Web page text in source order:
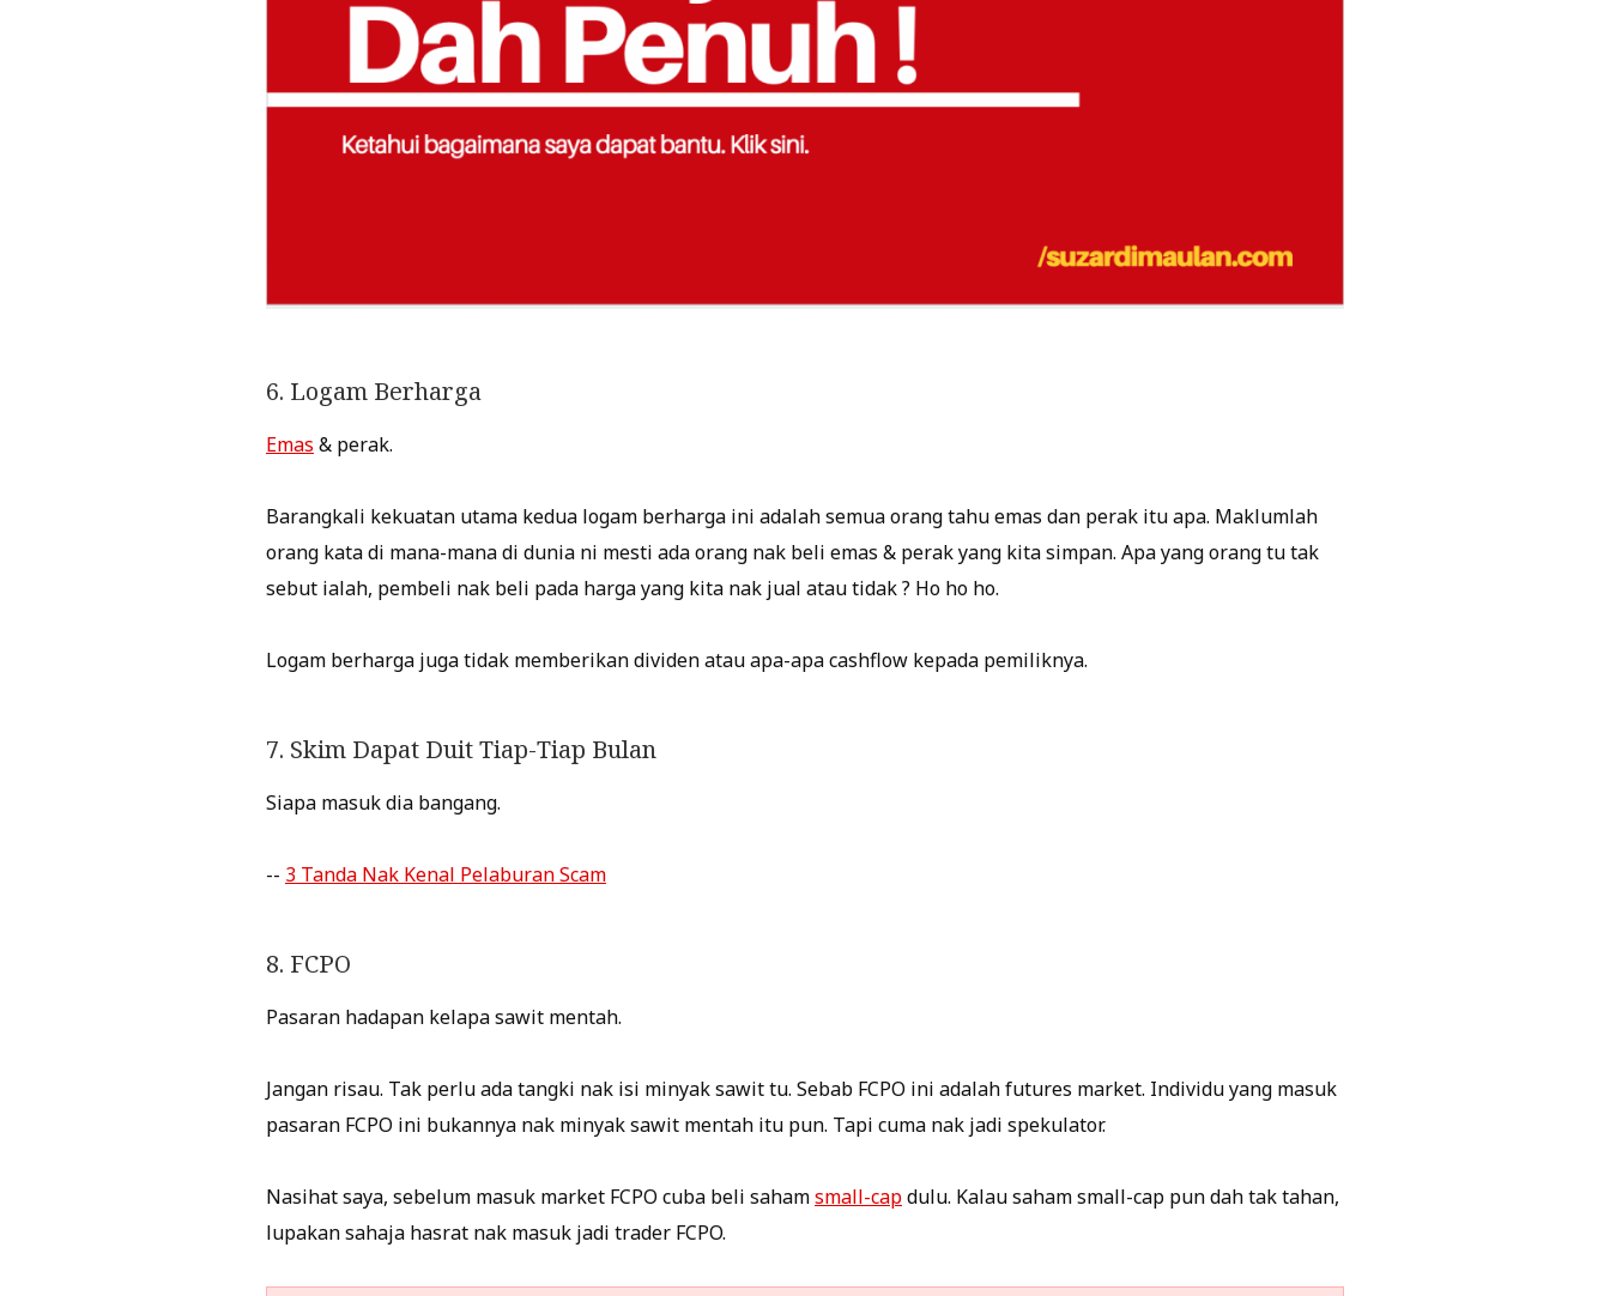
6. Logam Berharga
Emas & perak.
Barangkali kekuatan utama kedua logam berharga ini adalah semua orang tahu emas dan perak itu apa. Maklumlah
orang kata di mana-mana di dunia ni mesti ada orang nak beli emas & perak yang kita simpan. Apa yang orang tu tak
sebut ialah, pembeli nak beli pada harga yang kita nak jual atau tidak ? Ho ho ho.
Logam berharga juga tidak memberikan dividen atau apa-apa cashflow kepada pemiliknya.
7. Skim Dapat Duit Tiap-Tiap Bulan
Siapa masuk dia bangang.
-- 3 Tanda Nak Kenal Pelaburan Scam
8. FCPO
Pasaran hadapan kelapa sawit mentah.
Jangan risau. Tak perlu ada tangki nak isi minyak sawit tu. Sebab FCPO ini adalah futures market. Individu yang masuk
pasaran FCPO ini bukannya nak minyak sawit mentah itu pun. Tapi cuma nak jadi spekulator.
Nasihat saya, sebelum masuk market FCPO cuba beli sahamsmall-capdulu. Kalau saham small-cap pun dah tak tahan,
lupakan sahaja hasrat nak masuk jadi trader FCPO.